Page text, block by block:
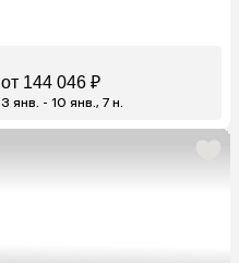
от 144 046 ₽
3 янв. - 10 янв., 7 н.